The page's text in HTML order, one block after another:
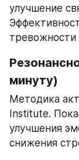
улучшение
тревожности
минуту)
Методика
Institute.
улучшения
снижения